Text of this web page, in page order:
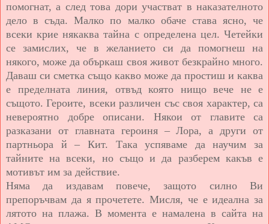
помогнат, а след това дори участват в наказателното
дело в съда. Малко по малко обаче става ясно, че
всеки крие някаква тайна с определена цел. Четейки
се замислих, че в желанието си да помогнеш на
някого, може да объркаш своя живот безкрайно много.
Даваш си сметка също какво може да простиш и каква
е пределната линия, отвъд която нищо вече не е
същото. Героите, всеки различен със своя характер, са
невероятно добре описани. Някои от главите са
разказани от главната героиня – Лора, а други от
партньора й – Кит. Така успяваме да научим за
тайните на всеки, но също и да разберем какъв е
мотивът им за действие.
Няма да издавам повече, защото силно Ви
препоръчвам да я прочетете. Мисля, че е идеална за
лятото на плажа. В момента е намалена в сайта на